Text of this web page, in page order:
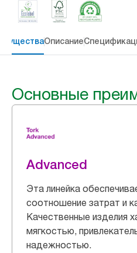
Описание
Основные
Advanced
Эта линейка
соотношение затрат и
Качественные изделия
мягкостью,
надежностью.